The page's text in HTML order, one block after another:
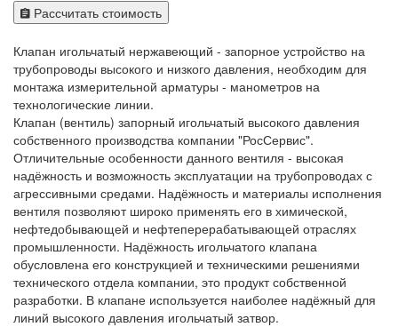
Рассчитать стоимость
Клапан игольчатый нержавеющий - запорное устройство на
трубопроводы высокого и низкого давления, необходим для
монтажа измерительной арматуры - манометров на
технологические линии.
Клапан (вентиль) запорный игольчатый высокого давления
собственного производства компании "РосСервис".
Отличительные особенности данного вентиля - высокая
надёжность и возможность эксплуатации на трубопроводах с
агрессивными средами. Надёжность и материалы исполнения
вентиля позволяют широко применять его в химической,
нефтедобывающей и нефтеперерабатывающей отраслях
промышленности. Надёжность игольчатого клапана
обусловлена его конструкцией и техническими решениями
технического отдела компании, это продукт собственной
разработки. В клапане используется наиболее надёжный для
линий высокого давления игольчатый затвор.